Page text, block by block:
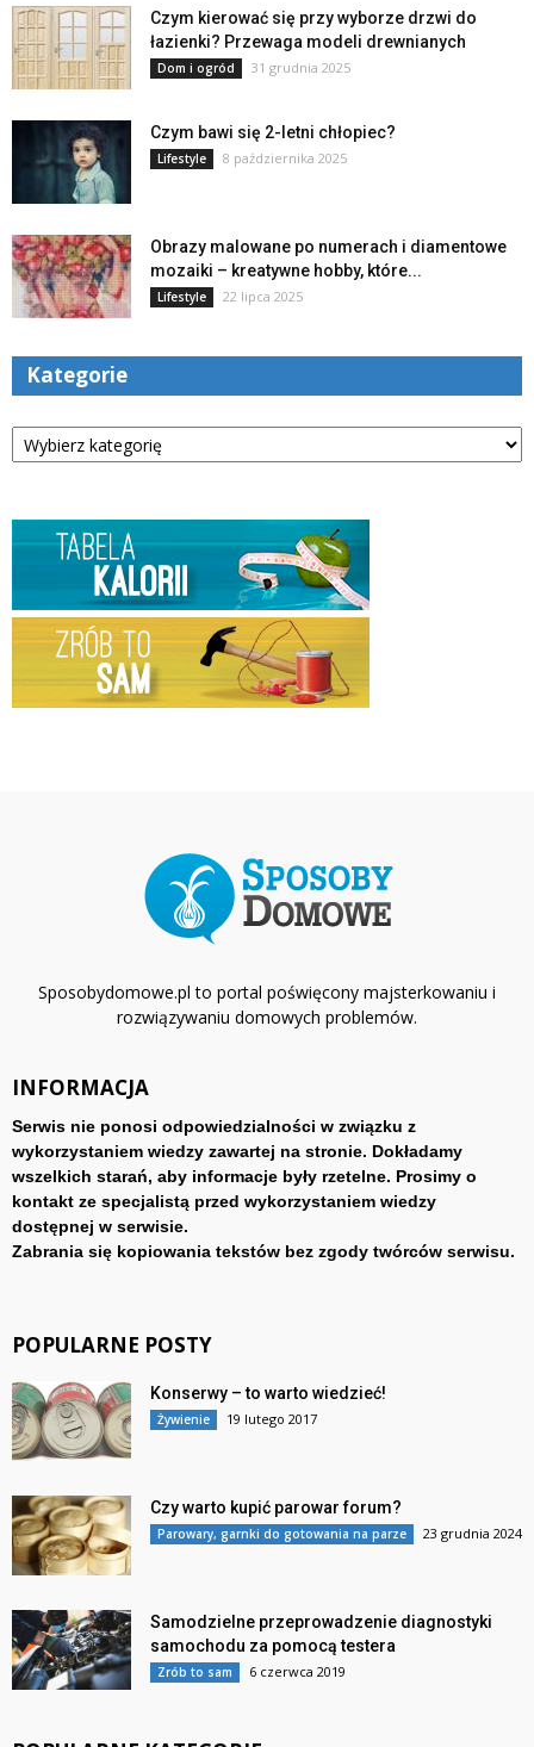
Czym kierować się przy wyborze drzwi do
łazienki? Przewaga modeli drewnianych
Dom i ogród 31 grudnia 2025
Czym bawi się 2-letni chłopiec?
Lifestyle 8 października 2025
Obrazy malowane po numerach i diamentowe
mozaiki – kreatywne hobby, które...
Lifestyle 22 lipca 2025
Kategorie
Kategorie
Sposobydomowe.pl to portal poświęcony majsterkowaniu i
rozwiązywaniu domowych problemów.
INFORMACJA
Serwis nie ponosi odpowiedzialności w związku z
wykorzystaniem wiedzy zawartej na stronie. Dokładamy
wszelkich starań, aby informacje były rzetelne. Prosimy o
kontakt ze specjalistą przed wykorzystaniem wiedzy
dostępnej w serwisie.
Zabrania się kopiowania tekstów bez zgody twórców serwisu.
POPULARNE POSTY
Konserwy – to warto wiedzieć!
Żywienie 19 lutego 2017
Czy warto kupić parowar forum?
Parowary, garnki do gotowania na parze 23 grudnia 2024
Samodzielne przeprowadzenie diagnostyki
samochodu za pomocą testera
Zrób to sam 6 czerwca 2019